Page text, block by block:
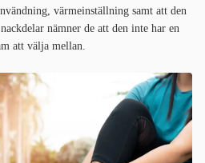
värmeinställning samt att den
nämner de att den inte har en
att välja mellan.